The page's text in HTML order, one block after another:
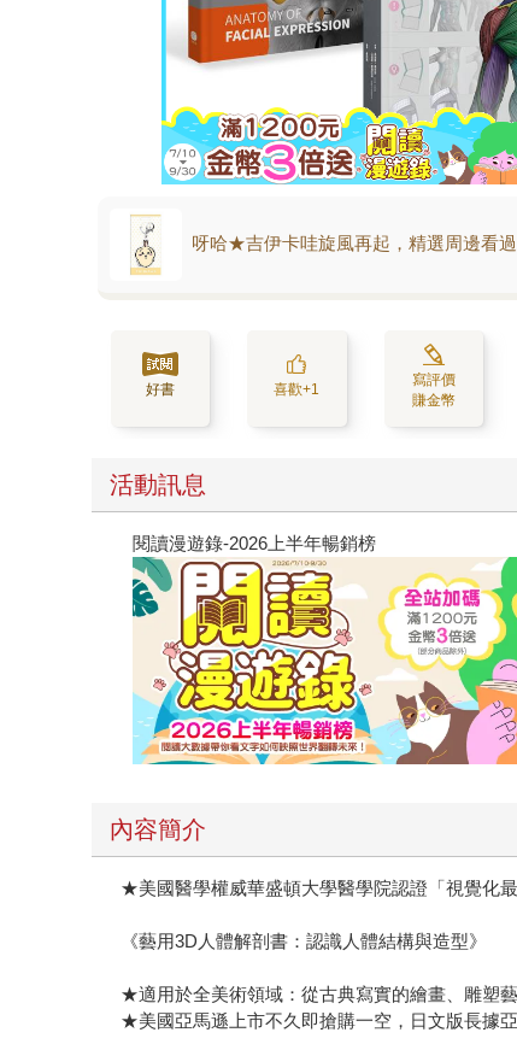
呀哈★吉伊卡哇旋風再起，精選周邊看
好書 喜歡+1
寫評價
賺金幣
活動訊息
閱讀漫遊錄-2026上半年暢銷榜
內容簡介
★美國醫學權威華盛頓大學醫學院認證「視覺化
《藝用3D人體解剖書：認識人體結構與造型》
★適用於全美術領域：從古典寫實的繪畫、雕塑
★美國亞馬遜上市不久即搶購一空，日文版長據